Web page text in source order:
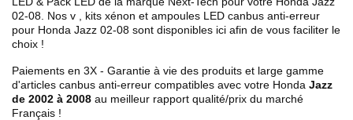
02-08 . Nos v
, kits xénon et ampoules LED canbus anti-erreur
pour Honda Jazz 02-08 sont disponibles ici afin de vous faciliter le
choix !
Paiements en 3X - Garantie à vie des produits et large gamme
d'articles canbus anti-erreur compatibles avec votre Honda Jazz
de 2002 à 2008 au meilleur rapport qualité/prix du marché
Français !